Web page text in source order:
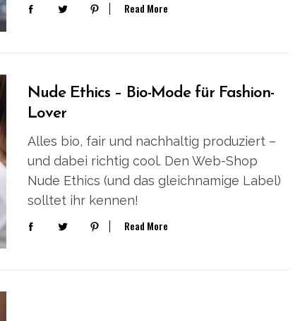
Read More
Nude Ethics – Bio-Mode für Fashion-
Lover
Alles bio, fair und nachhaltig produziert –
und dabei richtig cool. Den Web-Shop
Nude Ethics (und das gleichnamige Label)
solltet ihr kennen!
Read More